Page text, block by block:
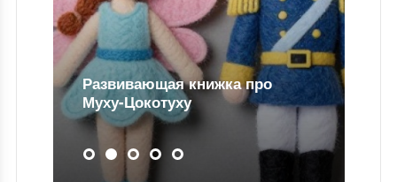
Развивающая книжка про
Муху-Цокотуху